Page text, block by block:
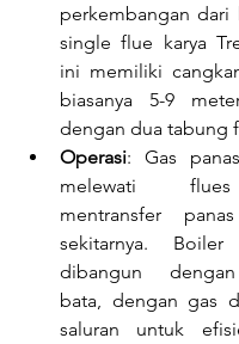
perkembangan dari
single flue karya
ini memiliki
biasanya 5-9
dengan dua tabung
Operasi: Gas
melewati
mentransfer
sekitarnya.
dibangun
bata, dengan gas
saluran untuk